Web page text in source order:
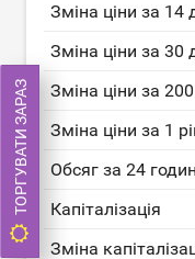
Зміна ціни за 14
Зміна ціни за 30
Зміна ціни за
Зміна ціни за 1
Обсяг за 24
Капіталізація
Зміна
ТОРГУВАТИ ЗАРАЗ